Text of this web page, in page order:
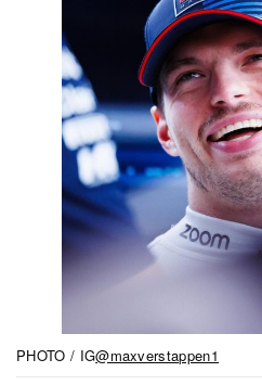
PHOTO / IG@maxverstappen1